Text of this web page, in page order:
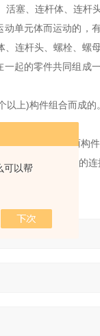
可以帮
塞、连杆体、连杆
单元体而运动的，
连杆头、螺栓、螺
一起的零件共同组成
上)构件组合而成的。
来。被连接的两构
触而组成的可动的